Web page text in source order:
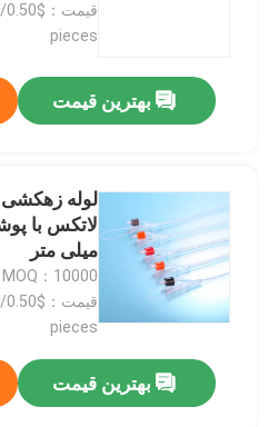
محصولات
دربارهی ما
pieces
بهترین قیمت
میلی متر
MOQ：10000 عدد
pieces
بهترین قیمت